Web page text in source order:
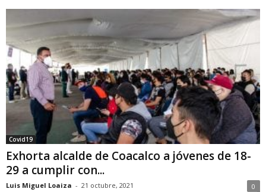
Covid19
Exhorta alcalde de Coacalco a jóvenes de 18-
29 a cumplir con...
Luis Miguel Loaiza - 21 octubre, 2021 0